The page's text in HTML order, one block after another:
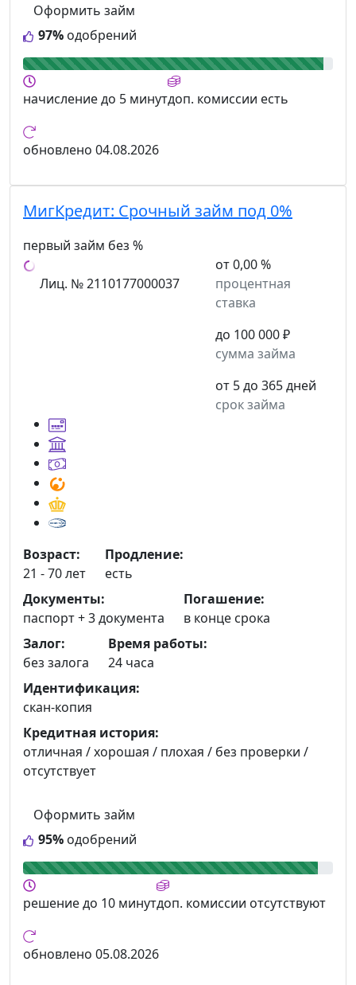
97% одобрений
Оформить займ
начислениедо 5 минутдоп. комиссии есть
обновлено 04.08.2026
МигКредит: Срочный займ под 0%
первый займ без %
Лиц. № 2110177000037
от 0,00 %
процентная
ставка
до 100 000 ₽
сумма займа
от 5 до 365 дней
срок займа
95% одобрений
Оформить займ
Возраст:
21 - 70 лет
Продление:
есть
Документы:
паспорт +3 документа
Погашение:
в конце срока
Залог:
без залога
Время работы:
24 часа
Идентификация:
скан-копия
Кредитная история:
отличная / хорошая / плохая / без проверки /
отсутствует
решениедо 10 минутдоп. комиссии отсутствуют
обновлено 05.08.2026